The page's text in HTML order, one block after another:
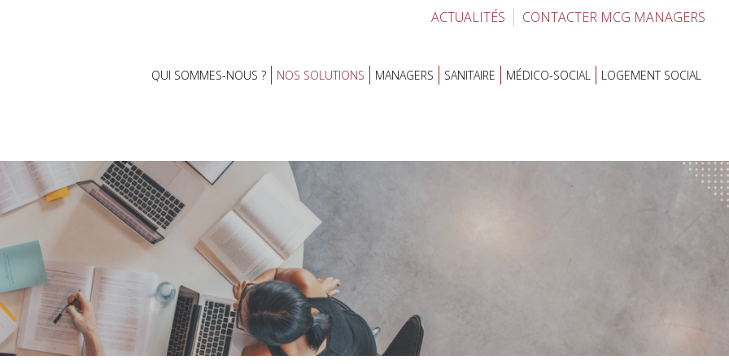
ACTUALITÉS CONTACTER MCG MANAGERS
QUI SOMMES-NOUS ? NOS SOLUTIONS MANAGERS SANITAIRE MÉDICO-SOCIAL LOGEMENT SOCIAL